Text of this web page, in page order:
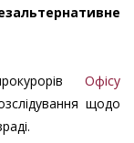
Офісу
щодо